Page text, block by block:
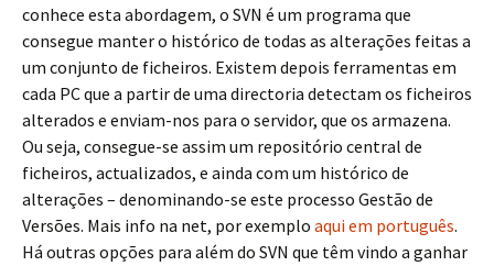
conhece esta abordagem, o SVN é um programa que
consegue manter o histórico de todas as alterações feitas a
um conjunto de ficheiros. Existem depois ferramentas em
cada PC que a partir de uma directoria detectam os ficheiros
alterados e enviam-nos para o servidor, que os armazena.
Ou seja, consegue-se assim um repositório central de
ficheiros, actualizados, e ainda com um histórico de
alterações – denominando-se este processo Gestão de
Versões. Mais info na net, por exemplo aqui em português.
Há outras opções para além do SVN que têm vindo a ganhar